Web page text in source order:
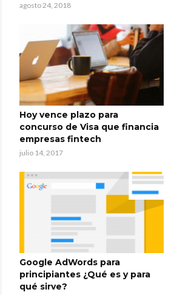
agosto 24, 2018
Hoy vence plazo para
concurso de Visa que financia
empresas fintech
julio 14, 2017
Google AdWords para
principiantes ¿Qué es y para
qué sirve?